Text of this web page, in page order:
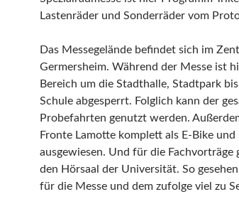
Lastenräder und Sonderräder vom
Das Messegelände befindet sich im
Germersheim. Während der Messe ist
Bereich um die Stadthalle, Stadtpark
Schule abgesperrt. Folglich kann der
Probefahrten genutzt werden.
Fronte Lamotte komplett als E-Bike
ausgewiesen. Und für die Fachvorträge
den Hörsaal der Universität. So
für die Messe und dem zufolge viel zu